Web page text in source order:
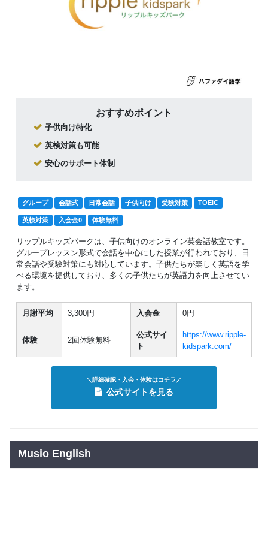
おすすめポイント
子供向け特化
英検対策も可能
安心のサポート体制
グループ 会話式 日常会話 子供向け 受験対策 TOEIC
英検対策 入会金0 体験無料
リップルキッズパークは、子供向けのオンライン英会話教室です。
グループレッスン形式で会話を中心にした授業が行われており、日
常会話や受験対策にも対応しています。子供たちが楽しく英語を学
べる環境を提供しており、多くの子供たちが英語力を向上させてい
ます。
月謝平均 3,300円 入会金 0円
体験 2回体験無料
公式サイ
ト
https://www.ripple-
kidspark.com/
＼詳細確認・入会・体験はコチラ／
公式サイトを見る
Musio English